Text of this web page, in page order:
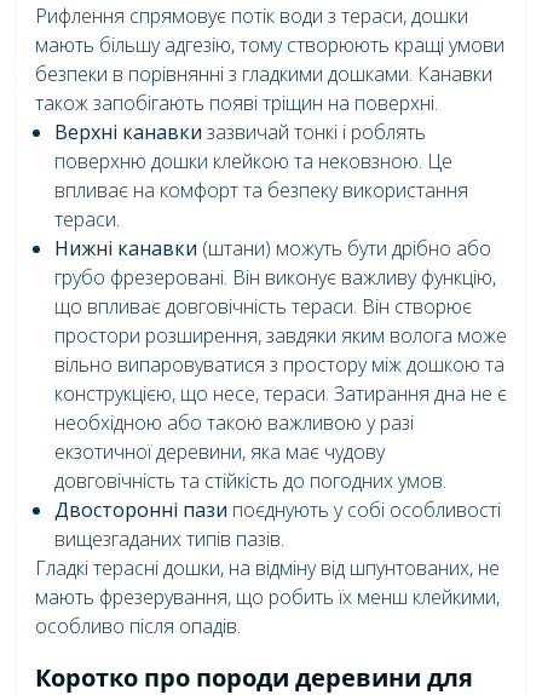
Рифлення спрямовує потік води з тераси, дошки
мають більшу адгезію, тому створюють кращі умови
безпеки в порівнянні з гладкими дошками. Канавки
також запобігають появі тріщин на поверхні.
Верхні канавки зазвичай тонкі і роблять
поверхню дошки клейкою та нековзною. Це
впливає на комфорт та безпеку використання
тераси.
Нижні канавки (штани) можуть бути дрібно або
грубо фрезеровані. Він виконує важливу функцію,
що впливає довговічність тераси. Він створює
простори розширення, завдяки яким волога може
вільно випаровуватися з простору між дошкою та
конструкцією, що несе, тераси. Затирання дна не є
необхідною або такою важливою у разі
екзотичної деревини, яка має чудову
довговічність та стійкість до погодних умов.
Двосторонні пази поєднують у собі особливості
вищезгаданих типів пазів.
Гладкі терасні дошки, на відміну від шпунтованих, не
мають фрезерування, що робить їх менш клейкими,
особливо після опадів.
Коротко про породи деревини для